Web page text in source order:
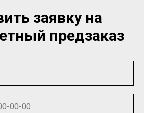
заявку на
предзаказ